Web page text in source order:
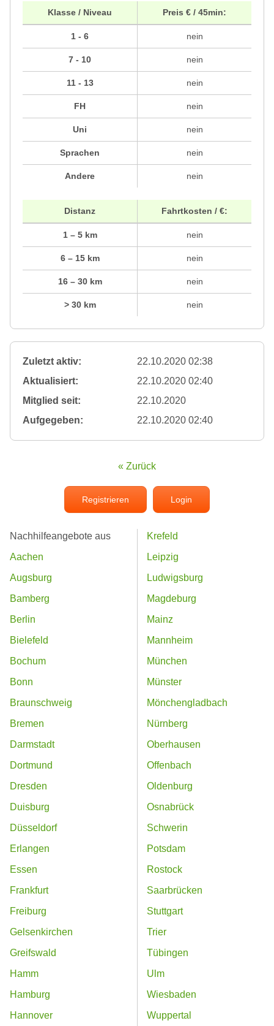
Klasse / Niveau
1 - 6
7 - 10
11 - 13
FH
Uni
Sprachen
Andere
Preis € / 45min:
nein
nein
nein
nein
nein
nein
nein
Distanz
1 – 5 km
6 – 15 km
16 – 30 km
> 30 km
Fahrtkosten / €:
nein
nein
nein
nein
Zuletzt aktiv:
22.10.2020 02:38
Aktualisiert:
22.10.2020 02:40
Mitglied seit:
22.10.2020
Aufgegeben:
22.10.2020 02:40
« Zurück
Registrieren Login
Nachhilfeangebote aus
Aachen
Augsburg
Bamberg
Berlin
Bielefeld
Bochum
Bonn
Braunschweig
Bremen
Darmstadt
Dortmund
Dresden
Duisburg
Düsseldorf
Erlangen
Essen
Frankfurt
Freiburg
Gelsenkirchen
Greifswald
Hamm
Hamburg
Hannover
Krefeld
Leipzig
Ludwigsburg
Magdeburg
Mainz
Mannheim
München
Münster
Mönchengladbach
Nürnberg
Oberhausen
Offenbach
Oldenburg
Osnabrück
Schwerin
Potsdam
Rostock
Saarbrücken
Stuttgart
Trier
Tübingen
Ulm
Wiesbaden
Wuppertal